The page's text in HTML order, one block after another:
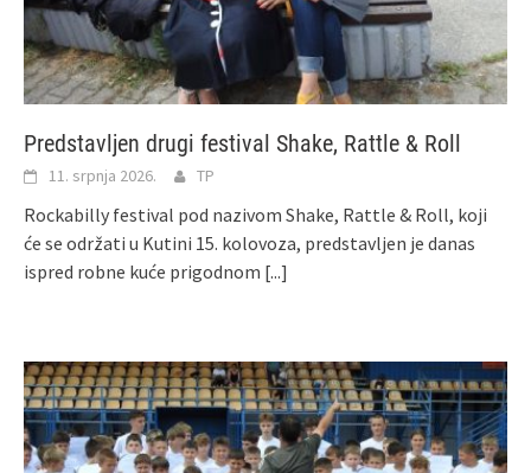
Predstavljen drugi festival Shake, Rattle & Roll
11. srpnja 2026. TP
Rockabilly festival pod nazivom Shake, Rattle & Roll, koji
će se održati u Kutini 15. kolovoza, predstavljen je danas
ispred robne kuće prigodnom [...]